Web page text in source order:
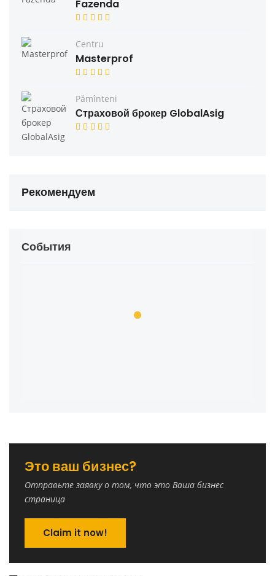
Fazenda
Centru
Masterprof
Pămînteni
Страховой брокер GlobalAsig
Рекомендуем
События
Это ваш бизнес?
Отправьте заявку о том, что это Ваша бизнес
страница
Claim it now!